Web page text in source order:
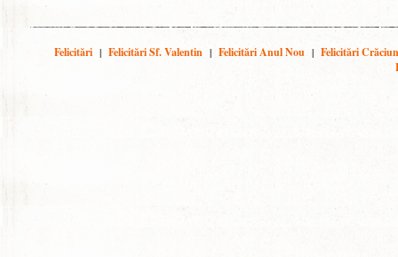
Felicitări | Felicitări Sf. Valentin | Felicitări Anul Nou | Felicitări